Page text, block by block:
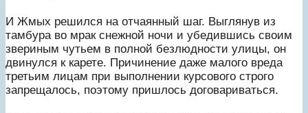
И Жмых решился на отчаянный шаг. Выглянув из
тамбура во мрак снежной ночи и убедившись своим
звериным чутьем в полной безлюдности улицы, он
двинулся к карете. Причинение даже малого вреда
третьим лицам при выполнении курсового строго
запрещалось, поэтому пришлось договариваться.